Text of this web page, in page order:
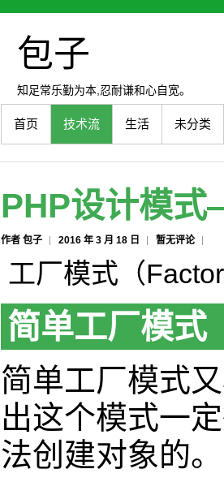
包子
知足常乐勤为本,忍耐谦和心自宽。
首页 技术流 生活 未分类
PHP设计模
作者 包子 2016 年 3 月 18 日 暂无评论
工厂模式（
简单工厂模
简单工厂模式
出这个模式一
法创建对象的。